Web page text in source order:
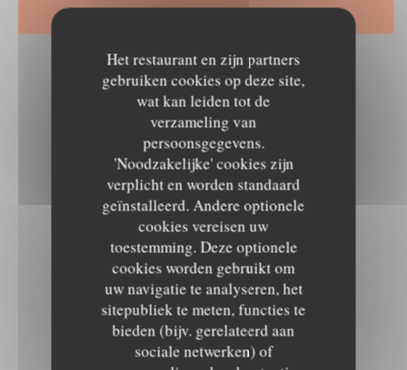
Het restaurant en zijn partners
gebruiken cookies op deze site,
wat kan leiden tot de
verzameling van
persoonsgegevens.
'Noodzakelijke' cookies zijn
verplicht en worden standaard
geïnstalleerd. Andere optionele
cookies vereisen uw
toestemming. Deze optionele
cookies worden gebruikt om
uw navigatie te analyseren, het
sitepubliek te meten, functies te
bieden (bijv. gerelateerd aan
sociale netwerken) of